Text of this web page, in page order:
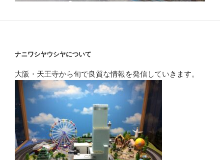
ナニワシヤウシヤについて
大阪・天王寺から旬で良質な情報を発信していきます。